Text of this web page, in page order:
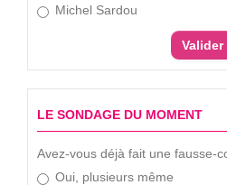
Michel Sardou
LE SONDAGE DU MOMENT
Avez-vous déjà fait une fausse-
Oui, plusieurs même